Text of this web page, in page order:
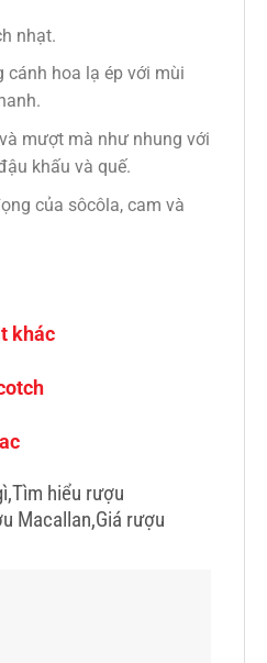
nhạt.
cánh hoa lạ ép với mùi
mượt mà như nhung với
khấu và quế.
của sôcôla, cam và
khác
hiểu rượu
Macallan,Giá rượu